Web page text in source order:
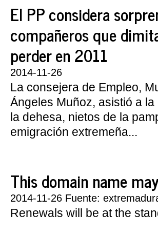
El PP considera
compañeros que
perder en 2011
2014-11-26
La consejera de Empleo,
Ángeles Muñoz, asistió a
la dehesa, nietos de la
emigración extremeña...
This domain name
2014-11-26 Fuente:
Renewals will be at the